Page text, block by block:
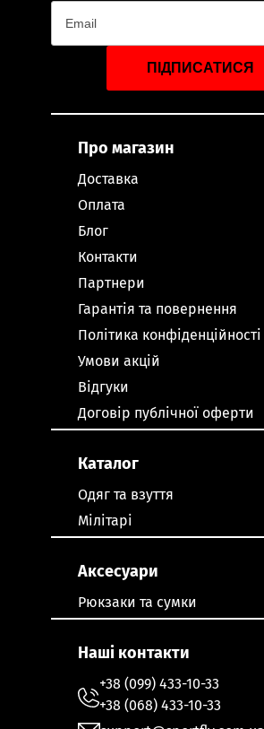
ПІДПИСАТИСЯ
Про магазин
Доставка
Оплата
Блог
Контакти
Партнери
Гарантія та повернення
Політика конфіденційності
Умови акцій
Відгуки
Договір публічної оферти
Каталог
Одяг та взуття
Мілітарі
Аксесуари
Рюкзаки та сумки
Наші контакти
+38 (099) 433-10-33
+38 (068) 433-10-33